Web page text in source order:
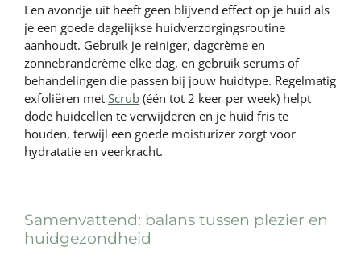
Een avondje uit heeft geen blijvend effect op je huid als
je een goede dagelijkse huidverzorgingsroutine
aanhoudt. Gebruik je reiniger, dagcrème en
zonnebrandcrème elke dag, en gebruik serums of
behandelingen die passen bij jouw huidtype. Regelmatig
exfoliëren met Scrub (één tot 2 keer per week) helpt
dode huidcellen te verwijderen en je huid fris te
houden, terwijl een goede moisturizer zorgt voor
hydratatie en veerkracht.
Samenvattend: balans tussen plezier en
huidgezondheid